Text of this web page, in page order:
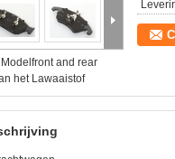
and rear
het Lawaaistof